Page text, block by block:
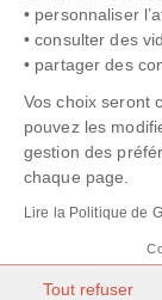
• personnaliser
• consulter des
• partager des
Vos choix seront
pouvez les
gestion des
chaque page.
Lire la Politique de
Tout refuser
POLITIQUE COOKIES